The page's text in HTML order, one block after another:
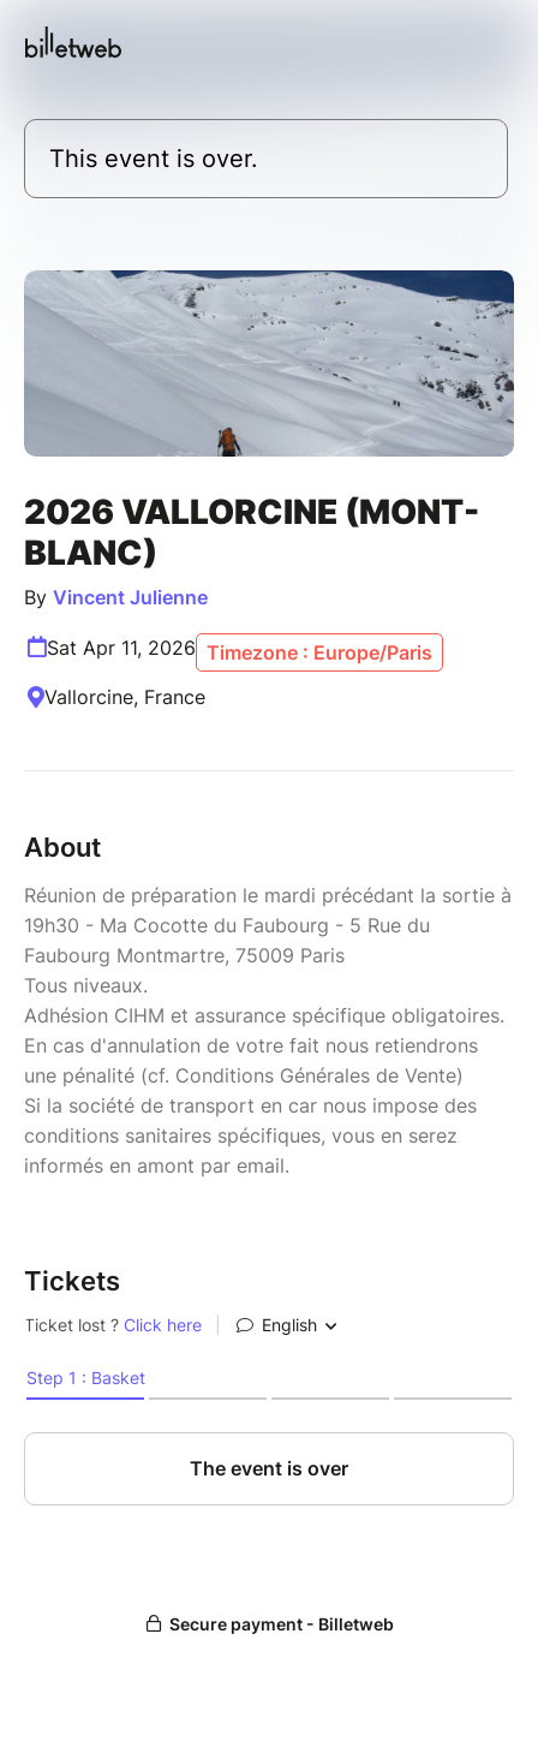
This event is over.
2026 VALLORCINE (MONT-
BLANC)
By Vincent Julienne
Sat Apr 11, 2026 Timezone : Europe/Paris
Vallorcine, France
About
Réunion de préparation le mardi précédant la sortie à
19h30 - Ma Cocotte du Faubourg - 5 Rue du
Faubourg Montmartre, 75009 Paris
Tous niveaux.
Adhésion CIHM et assurance spécifique obligatoires.
En cas d'annulation de votre fait nous retiendrons
une pénalité (cf. Conditions Générales de Vente)
Si la société de transport en car nous impose des
conditions sanitaires spécifiques, vous en serez
informés en amont par email.
Tickets